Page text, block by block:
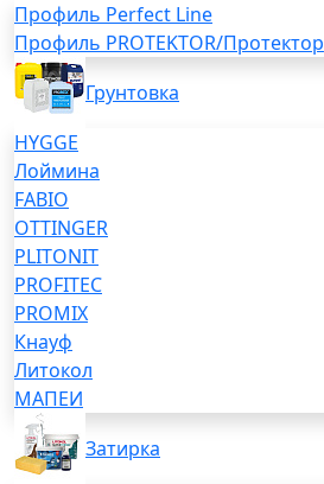
Профиль Perfect Line
Профиль PROTEKTOR/Протектор
Грунтовка
HYGGE
Лоймина
FABIO
OTTINGER
PLITONIT
PROFITEC
PROMIX
Кнауф
Литокол
МАПЕИ
Затирка